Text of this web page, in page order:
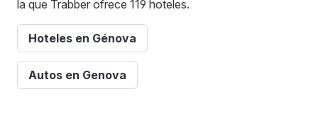
la que Trabber ofrece 119 hoteles.
Hoteles en Génova
Autos en Genova